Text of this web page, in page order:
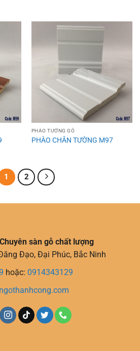
PHÀO TƯỜNG GỖ
PHÀO CHÂN TƯỜNG M97
1 2
sàn gỗ chất lượng
Đạo, Đại Phúc, Bắc Ninh
hoặc: 0914343129